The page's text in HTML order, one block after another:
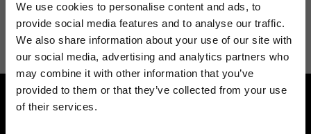
We use cookies to personalise content and ads, to
provide social media features and to analyse our traffic.
We also share information about your use of our site with
our social media, advertising and analytics partners who
may combine it with other information that you’ve
provided to them or that they’ve collected from your use
of their services.
Acconsento a ricevere novità e promo da Ripani. Per maggiori
informazioni consulta laPrivacy Policy.